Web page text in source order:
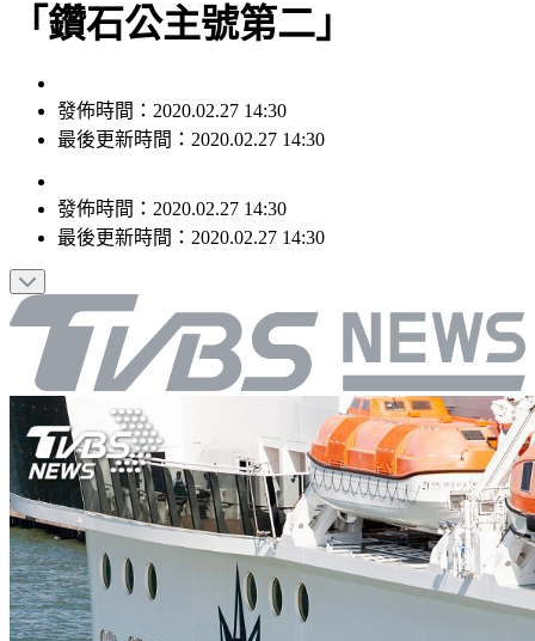
「鑽石公主號第二」
發佈時間：2020.02.27 14:30
最後更新時間：2020.02.27 14:30
發佈時間： 2020.02.27 14:30
最後更新時間： 2020.02.27 14:30